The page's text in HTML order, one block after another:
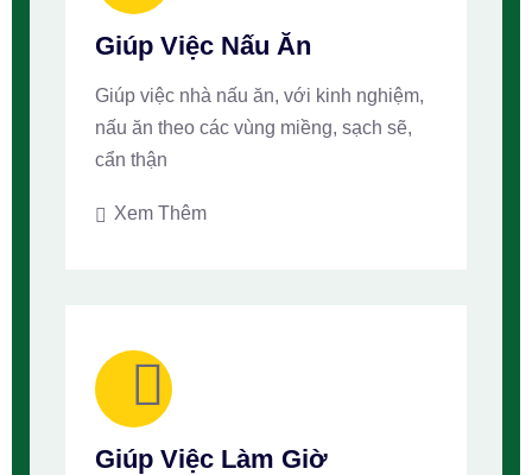
Giúp Việc Nấu Ăn
Giúp việc nhà nấu ăn, với kinh nghiệm,
nấu ăn theo các vùng miềng, sạch sẽ,
cẩn thận
Xem Thêm
Giúp Việc Làm Giờ